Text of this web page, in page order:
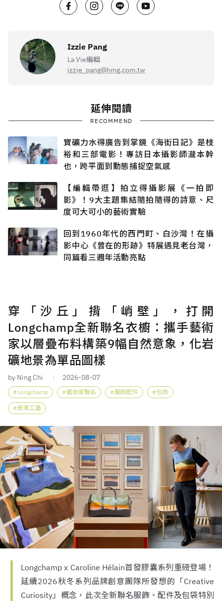
Izzie Pang
La Vie編輯
izzie_pang@hmg.com.tw
延伸閱讀
RECOMMEND
寶礦力水得廣告到掌鏡《海街日記》是枝
裕和三部電影！專訪日本攝影師瀧本幹
也，跨平面到動態捕捉空氣感
【編輯帶逛】拍立得攝影展《一拍即
影》！9大主題集結隨拍隨得的詩意、尺
度可大可小的藝術實驗
回到1960年代的西門町、白沙灣！在攝
影中心《曾在的形跡》特展遇見老台灣，
同篇看三週年活動亮點
穿「沙丘」揹「峭壁」，打開
Longchamp全新聯名衣櫥：攜手藝術
家以層疊布料構築9幅自然意象，化岩
礦地景為單品圖樣
by Ning Chi 2026-08-07
Longchamp 藝術家聯名 服飾配件 包款
皮革工藝
Longchamp x Caroline Hélain首發膠囊系列重磅登場！
延續2026秋冬系列品牌創意團隊所發想的「Creative
Curiosity」概念，此次全新聯名服飾、配件及包袋特別